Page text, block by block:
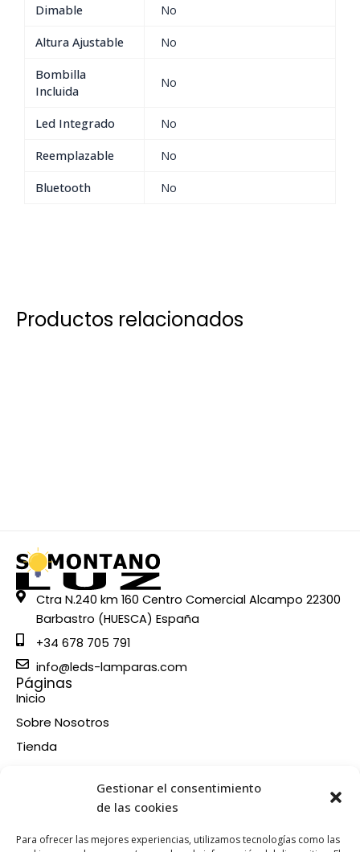
Gestionar el consentimiento
de las cookies
Para ofrecer las mejores experiencias, utilizamos tecnologías como las
Dimable
No
Altura Ajustable
No
Bombilla
Incluida
No
Led Integrado
No
Reemplazable
No
Bluetooth
No
Productos relacionados
Ctra N.240 km 160 Centro Comercial Alcampo 22300
Barbastro (HUESCA) España
+34 678 705 791
info@leds-lamparas.com
Páginas
Inicio
Sobre Nosotros
Tienda
Información